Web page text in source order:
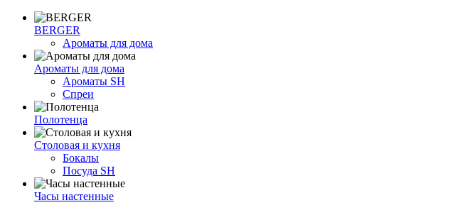
BERGER
Ароматы для дома
Ароматы для дома
Ароматы SH
Спреи
Полотенца
Столовая и кухня
Бокалы
Посуда SH
Часы настенные